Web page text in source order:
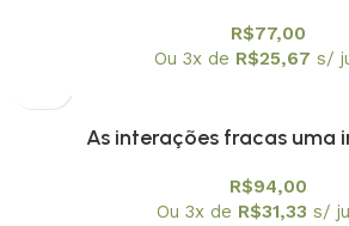
R$77,00
Ou 3x de R$25,67 s/
As interações fracas uma
R$94,00
Ou 3x de R$31,33 s/